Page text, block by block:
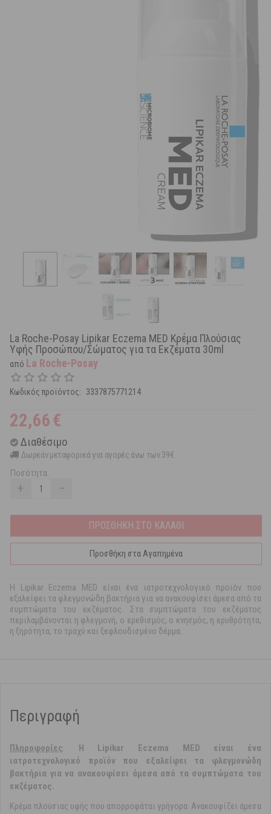
La Roche-Posay Lipikar Eczema MED Κρέμα Πλούσιας
Υφής Προσώπου/Σώματος για τα Εκζέματα 30ml
από La Roche-Posay
Κωδικός προϊόντος: 3337875771214
22,66€
Διαθέσιμο
Δωρεάν μεταφορικά για αγορές άνω των 39€
Ποσότητα:
+ −
ΠΡΟΣΘΗΚΗ ΣΤΟ ΚΑΛΑΘΙ
Προσθήκη στα Αγαπημένα
H Lipikar Eczema MED είναι ένα ιατροτεχνολογικό προϊόν που
εξαλείφει τα φλεγμονώδη βακτήρια για να ανακουφίσει άμεσα από τα
συμπτώματα του εκζέματος. Στα συμπτώματα του εκζέματος
περιλαμβάνονται η φλεγμονή, ο ερεθισμός, ο κνησμός, η ερυθρότητα,
η ξηρότητα, το τραχύ και ξεφλουδισμένο δέρμα.
Περιγραφή
Πληροφορίες: H Lipikar Eczema MED είναι ένα
ιατροτεχνολογικό προϊόν που εξαλείφει τα φλεγμονώδη
βακτήρια για να ανακουφίσει άμεσα από τα συμπτώματα του
εκζέματος.
Κρέμα πλούσιας υφής που απορροφάται γρήγορα. Ανακουφίζει άμεσα